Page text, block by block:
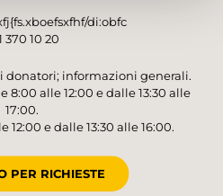
di:obfc
370 10 20
donatori; informazioni generali.
alle 12:00 e dalle 13:30 alle
17:00.
e dalle 13:30 alle 16:00.
PER RICHIESTE